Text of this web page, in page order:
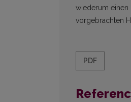
wiederum einen
vorgebrachten
PDF